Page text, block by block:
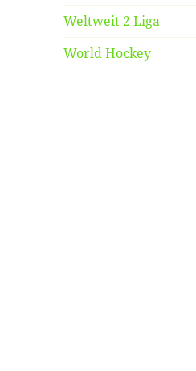
Weltweit 2 Liga
World Hockey